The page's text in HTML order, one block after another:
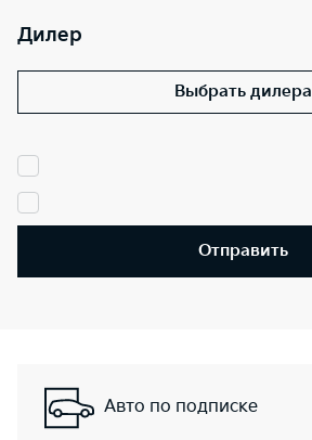
Дилер
Выбрать дилера
Отправить
Авто по подписке